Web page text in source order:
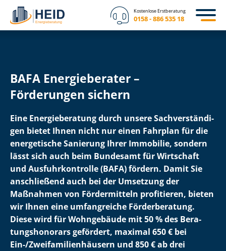
Kostenlose Erstberatung
0158 - 886 535 18
BAFA Energieberater –
Förderungen sichern
Eine Energieberatung durch unsere Sach­ver­stän­di­
gen bietet Ihnen nicht nur einen Fahrplan für die
energetische Sanierung Ihrer Immobilie, sondern
lässt sich auch beim Bundesamt für Wirtschaft
und Aus­fuhr­kon­trol­le (BAFA) fördern. Damit Sie
anschließend auch bei der Umsetzung der
Maßnahmen von Fördermitteln profitieren, bieten
wir Ihnen eine umfangreiche Förderberatung.
Diese wird für Wohngebäude mit 50 % des Be­ra­
tungs­ho­no­rars gefördert, maximal 650 € bei
Ein-/Zwei­fa­mi­li­en­häu­sern und 850 € ab drei